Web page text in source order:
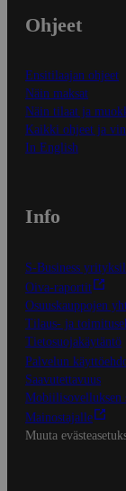
Ohjeet
Ensitilaajan ohjeet
Näin maksat
Näin tilaat ja
Kaikki ohjeet ja
In English
Info
S-Business
Oiva-raportit
Osuuskauppojen
Tilaus- ja
Tietosuojakäytäntö
Palvelun
Saavutettavuus
Mobiilisovelluksen
Mainostajalle
Muuta